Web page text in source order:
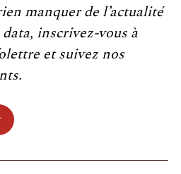
manquer de l’actualité
data, inscrivez-vous à
et suivez nos